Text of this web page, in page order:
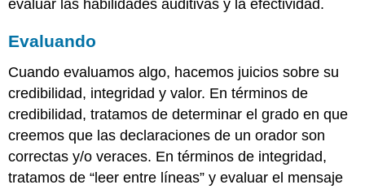
evaluar las habilidades auditivas y la efectividad.
Evaluando
Cuando evaluamos algo, hacemos juicios sobre su
credibilidad, integridad y valor. En términos de
credibilidad, tratamos de determinar el grado en que
creemos que las declaraciones de un orador son
correctas y/o veraces. En términos de integridad,
tratamos de “leer entre líneas” y evaluar el mensaje